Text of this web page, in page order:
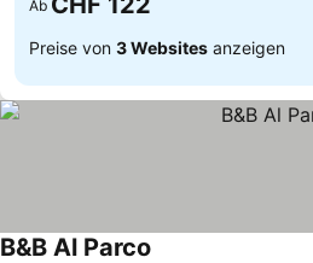
Ab
Preise von 3 Websites anzeigen
B&B Al Parco